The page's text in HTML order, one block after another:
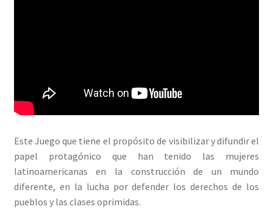
Este Juego que tiene el propósito de visibilizar y difundir el
papel protagónico que han tenido las mujeres
latinoamericanas en la construcción de un mundo
diferente, en la lucha por defender los derechos de los
pueblos y las clases oprimidas.